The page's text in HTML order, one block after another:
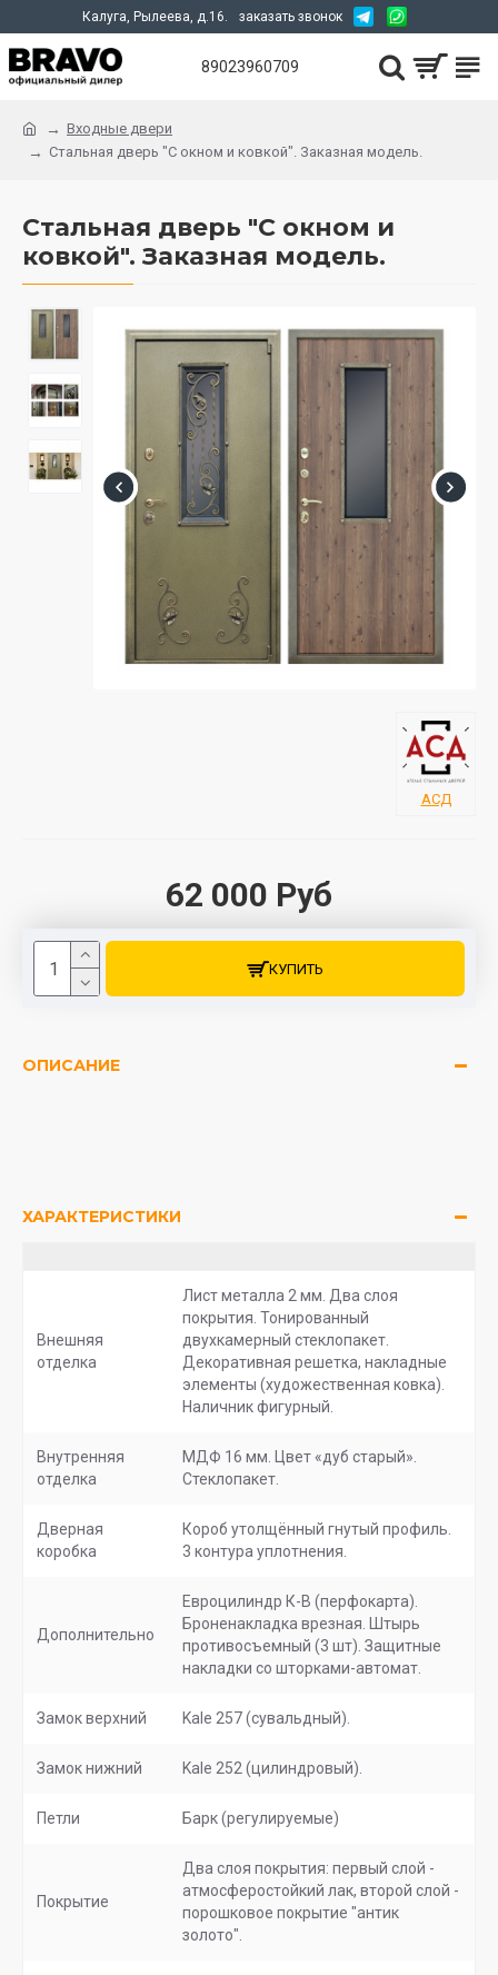
Калуга, Рылеева, д.16. заказать звонок
89023960709
Входные двери
Стальная дверь "С окном и ковкой". Заказная модель.
Стальная дверь "С окном и
ковкой". Заказная модель.
62 000 Руб
АСД
КУПИТЬ
ОПИСАНИЕ
ХАРАКТЕРИСТИКИ
Внешняя
отделка
Лист металла 2 мм. Два слоя
покрытия. Тонированный
двухкамерный стеклопакет.
Декоративная решетка, накладные
элементы (художественная ковка).
Наличник фигурный.
Внутренняя
отделка
МДФ 16 мм. Цвет «дуб старый».
Стеклопакет.
Дверная
коробка
Короб утолщённый гнутый профиль.
3 контура уплотнения.
Дополнительно
Евроцилиндр К-В (перфокарта).
Броненакладка врезная. Штырь
противосъемный (3 шт). Защитные
накладки со шторками-автомат.
Замок верхний Kale 257 (сувальдный).
Замок нижний Kale 252 (цилиндровый).
Петли Барк (регулируемые)
Покрытие
Два слоя покрытия: первый слой -
атмосферостойкий лак, второй слой -
порошковое покрытие "антик
золото".